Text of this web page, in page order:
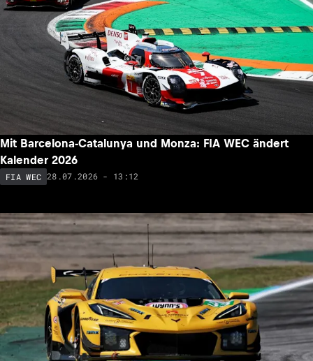
Mit Barcelona-Catalunya und Monza: FIA WEC ändert
Kalender 2026
FIA WEC 28.07.2026 - 13:12